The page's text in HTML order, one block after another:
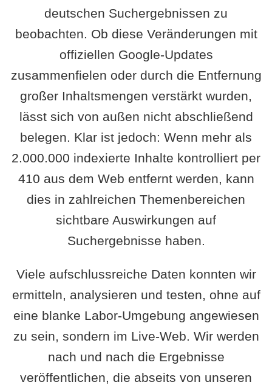
deutschen Suchergebnissen zu
beobachten. Ob diese Veränderungen mit
offiziellen Google-Updates
zusammenfielen oder durch die Entfernung
großer Inhaltsmengen verstärkt wurden,
lässt sich von außen nicht abschließend
belegen. Klar ist jedoch: Wenn mehr als
2.000.000 indexierte Inhalte kontrolliert per
410 aus dem Web entfernt werden, kann
dies in zahlreichen Themenbereichen
sichtbare Auswirkungen auf
Suchergebnisse haben.
Viele aufschlussreiche Daten konnten wir
ermitteln, analysieren und testen, ohne auf
eine blanke Labor-Umgebung angewiesen
zu sein, sondern im Live-Web. Wir werden
nach und nach die Ergebnisse
veröffentlichen, die abseits von unseren